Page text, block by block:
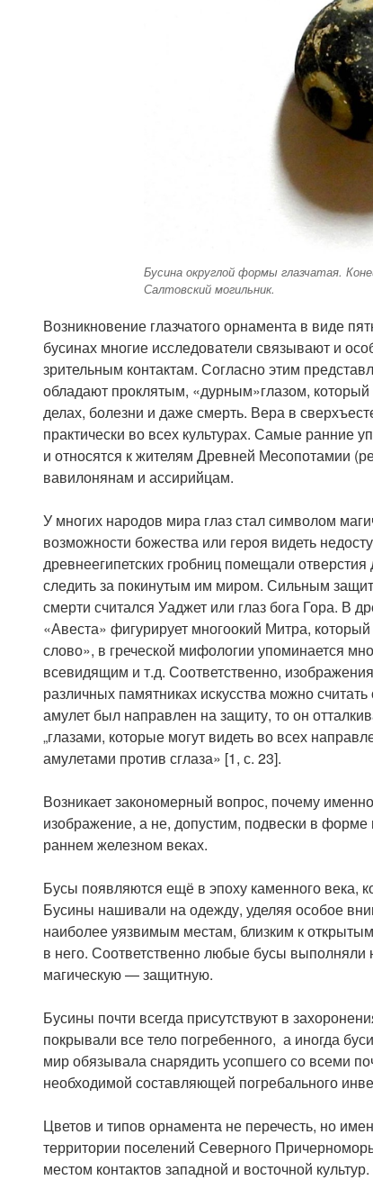
Бусина округлой формы глазчатая.
Салтовский могильник.
Возникновение глазчатого орнамента в виде
бусинах многие исследователи связывают и
зрительным контактам. Согласно этим
обладают проклятым, «дурным»глазом,
делах, болезни и даже смерть. Вера в
практически во всех культурах. Самые ранние
и относятся к жителям Древней Месопотамии
вавилонянам и ассирийцам.
У многих народов мира глаз стал символом
возможности божества или героя видеть
древнеегипетских гробниц помещали
следить за покинутым им миром. Сильным
смерти считался Уаджет или глаз бога Гора. В
«Авеста» фигурирует многоокий Митра,
слово», в греческой мифологии упоминается
всевидящим и т.д. Соответственно,
различных памятниках искусства можно
амулет был направлен на защиту, то он
„глазами, которые могут видеть во всех
амулетами против сглаза» [1, с. 23].
Возникает закономерный вопрос, почему
изображение, а не, допустим, подвески в
раннем железном веках.
Бусы появляются ещё в эпоху каменного века,
Бусины нашивали на одежду, уделяя особое
наиболее уязвимым местам, близким к
в него. Соответственно любые бусы выполняли
магическую — защитную.
Бусины почти всегда присутствуют в
покрывали все тело погребенного, а иногда
мир обязывала снарядить усопшего со всеми
необходимой составляющей погребального
Цветов и типов орнамента не перечесть, но
территории поселений Северного
местом контактов западной и восточной